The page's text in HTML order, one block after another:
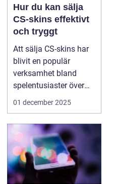
Hur du kan sälja
CS-skins effektivt
och tryggt
Att sälja CS-skins har
blivit en populär
verksamhet bland
spelentusiaster över
hela v...
01 december 2025